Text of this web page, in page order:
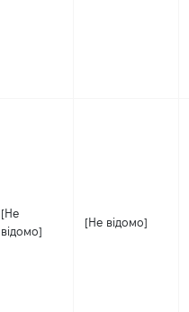
[Не
відомо]
[Не відомо]